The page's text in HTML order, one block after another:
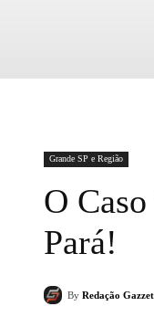
Grande SP e Região
O
Pará!
By Redação